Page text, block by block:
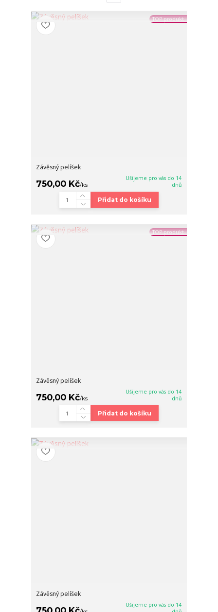
TOP produkt
Závěsný pelíšek
750,00 Kč/ks
Ušijeme pro vás do 14
dnů
Přidat do košíku
TOP produkt
Závěsný pelíšek
750,00 Kč/ks
Ušijeme pro vás do 14
dnů
Přidat do košíku
Závěsný pelíšek
Ušijeme pro vás do 14